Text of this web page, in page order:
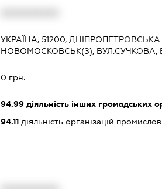
УКРАЇНА, 51200,
НОВОМОСКОВСЬК(З), ВУЛ.СУЧКОВА,
0 грн.
94.99діяльність інших громадських
94.11діяльність організацій